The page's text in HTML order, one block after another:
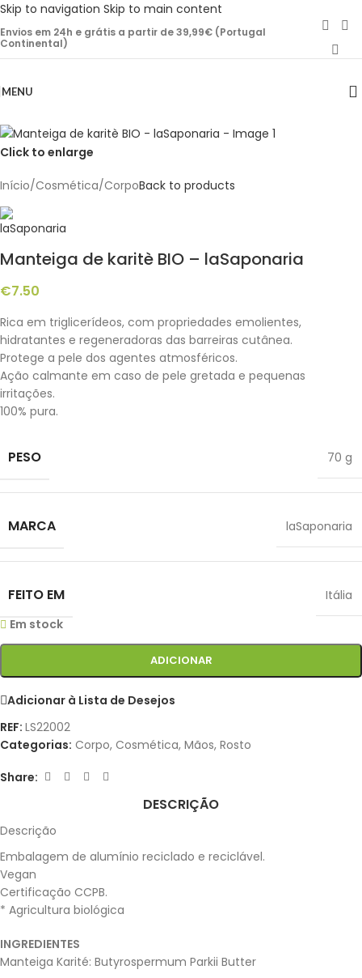
Skip to navigation Skip to main content
Envios em 24h e grátis a partir de 39,99€ (Portugal
Continental)
MENU
Click to enlarge
Início/Cosmética/CorpoBack to products
Manteiga de karitè BIO – laSaponaria
€7.50
Rica em triglicerídeos, com propriedades emolientes,
hidratantes e regeneradoras das barreiras cutânea.
Protege a pele dos agentes atmosféricos.
Ação calmante em caso de pele gretada e pequenas
irritações.
100% pura.
PESO 70 g
MARCA laSaponaria
FEITO EM
Itália
Em stock
ADICIONAR
Adicionar à Lista de Desejos
REF: LS22002
Categorias: Corpo, Cosmética, Mãos, Rosto
Share:
DESCRIÇÃO
Descrição
Embalagem de alumínio reciclado e reciclável.
Vegan
Certificação CCPB.
* Agricultura biológica
INGREDIENTES
Manteiga Karité: Butyrospermum Parkii Butter